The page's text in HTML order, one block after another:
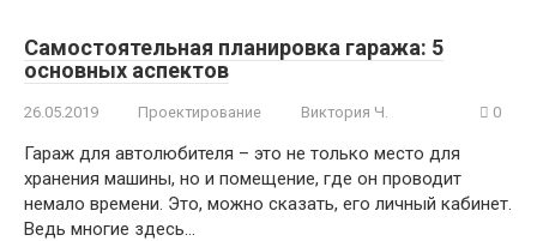
Самостоятельная планировка гаража: 5
основных аспектов
26.05.2019 Проектирование Виктория Ч. 0
Гараж для автолюбителя – это не только место для
хранения машины, но и помещение, где он проводит
немало времени. Это, можно сказать, его личный кабинет.
Ведь многие здесь…